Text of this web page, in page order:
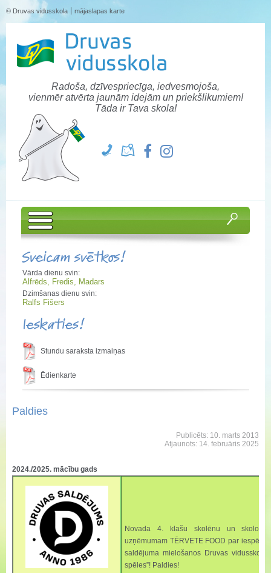
© Druvas vidusskola mājaslapas karte
Radoša, dzīvespriecīga, iedvesmojoša,
vienmēr atvērta jaunām idejām un priekšlikumiem!
Tāda ir Tava skola!
Sveicam svētkos!
Vārda dienu svin:
Alfrēds, Fredis, Madars
Dzimšanas dienu svin:
Ralfs Fišers
Ieskaties!
Stundu saraksta izmaiņas
Ēdienkarte
Paldies
Publicēts: 10. marts 2013
Atjaunots: 14. februāris 2025
2024./2025. mācību gads
Novada 4. klašu skolēnu un
uzņēmumam TĒRVETE FOOD par iespēju
saldējuma mielošanos Druvas vidusskolā
spēles”! Paldies!